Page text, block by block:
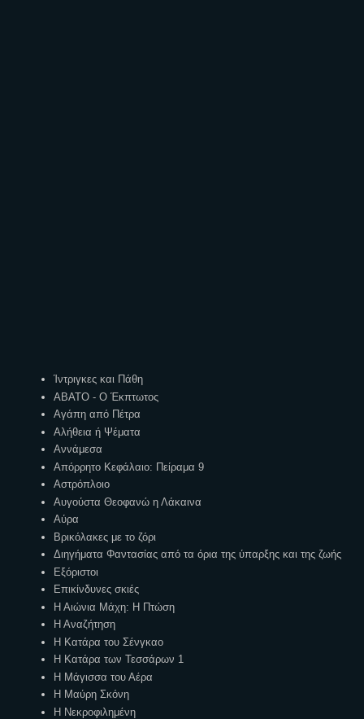
Ίντριγκες και Πάθη
ΑΒΑΤΟ - Ο Έκπτωτος
Αγάπη από Πέτρα
Αλήθεια ή Ψέματα
Αννάμεσα
Απόρρητο Κεφάλαιο: Πείραμα 9
Αστρόπλοιο
Αυγούστα Θεοφανώ η Λάκαινα
Αύρα
Βρικόλακες με το ζόρι
Διηγήματα Φαντασίας από τα όρια της ύπαρξης και της ζωής
Εξόριστοι
Επικίνδυνες σκιές
Η Αιώνια Μάχη: Η Πτώση
Η Αναζήτηση
Η Κατάρα του Σένγκαο
Η Κατάρα των Τεσσάρων 1
Η Μάγισσα του Αέρα
Η Μαύρη Σκόνη
Η Νεκροφιλημένη